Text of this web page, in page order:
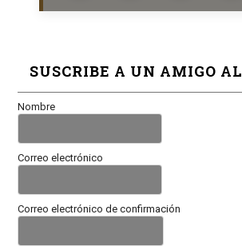
SUSCRIBE A UN AMIGO
Nombre
Correo electrónico
Correo electrónico de confirmación